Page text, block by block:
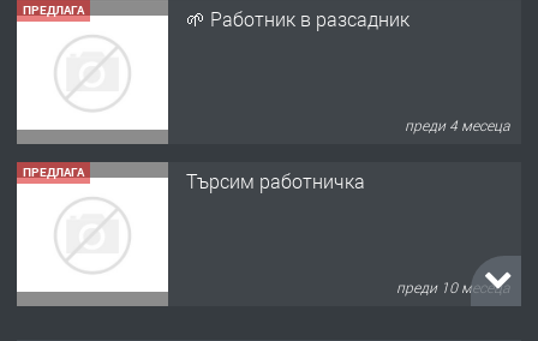
ПРЕДЛАГА 🌱 Работник в разсадник
преди 4 месеца
ПРЕДЛАГА Търсим работничка
преди 10 месеца